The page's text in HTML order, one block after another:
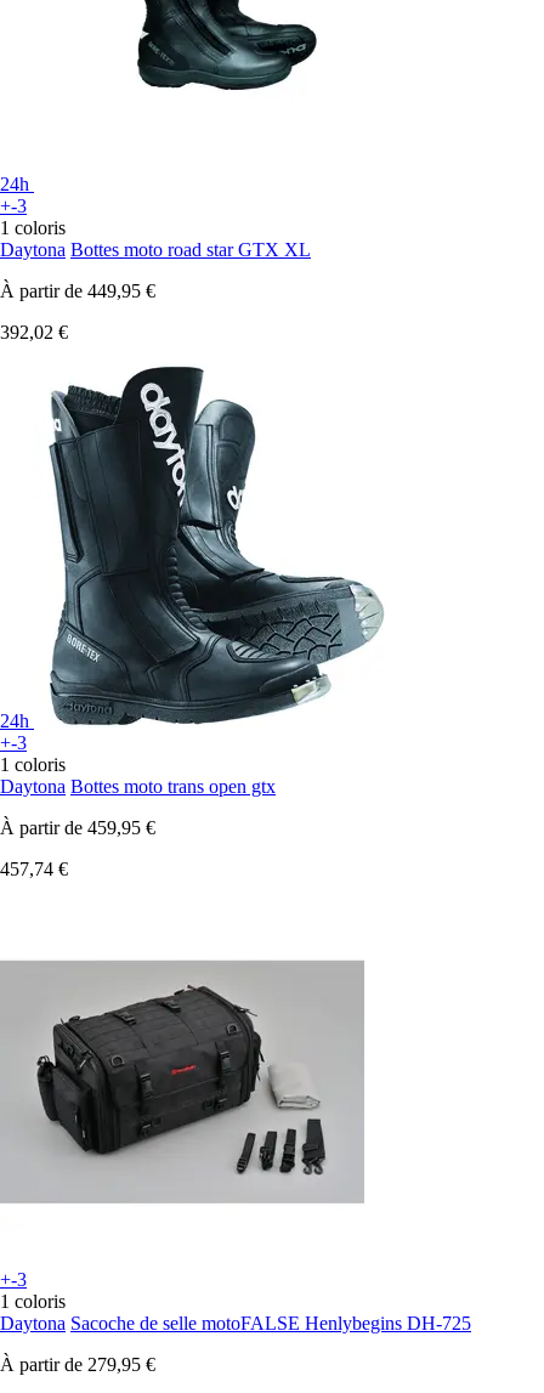
24h
+-3
1 coloris
Daytona Bottes moto road star GTX XL
À partir de 449,95 €
392,02 €
24h
+-3
1 coloris
Daytona Bottes moto trans open gtx
À partir de 459,95 €
457,74 €
+-3
1 coloris
Daytona Sacoche de selle motoFALSE Henlybegins DH-725
À partir de 279,95 €